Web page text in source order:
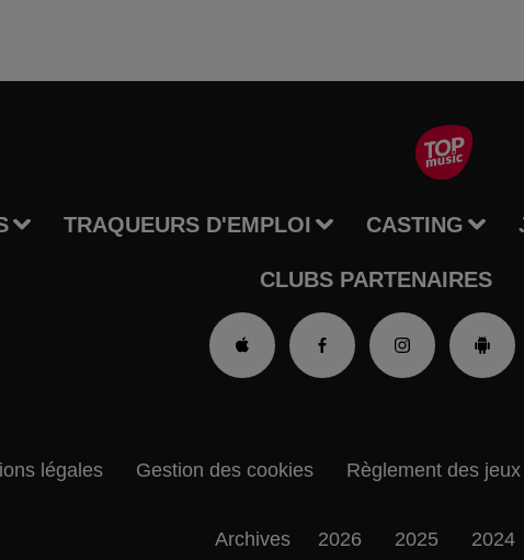
TRAQUEURS D'EMPLOI CASTING
CLUBS PARTENAIRES
légales Gestion des cookies Règlement des jeux
Archives 2026 2025 2024